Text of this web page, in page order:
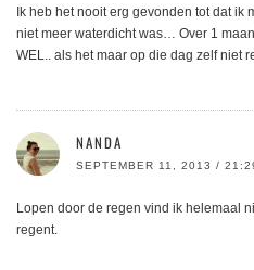
Ik heb het nooit erg gevonden tot dat ik
niet meer waterdicht was… Over 1
WEL.. als het maar op die dag zelf niet
NANDA
SEPTEMBER 11, 2013 /
Lopen door de regen vind ik helemaal
regent.